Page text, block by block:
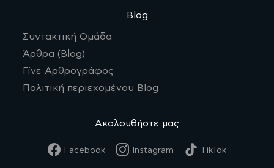
Blog
Συντακτική Ομάδα
Άρθρα (Blog)
Γίνε Αρθρογράφος
Πολιτική περιεχομένου Blog
Ακολουθήστε μας
Facebook Instagram TikTok